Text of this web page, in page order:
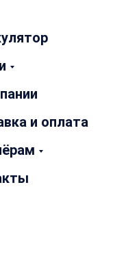
и оплата